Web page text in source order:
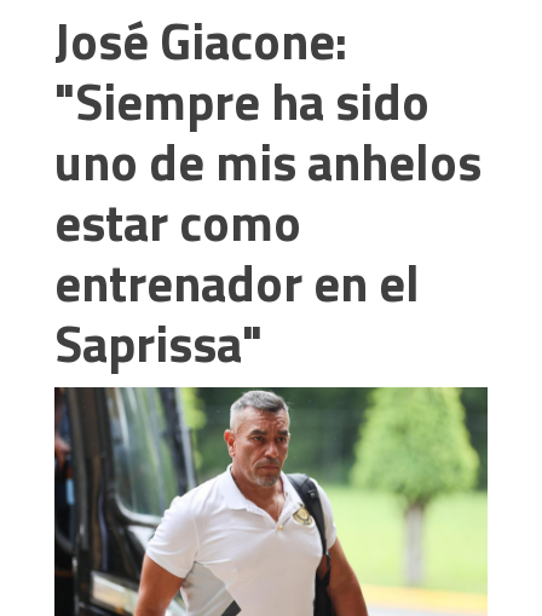
José Giacone:
"Siempre ha sido
uno de mis anhelos
estar como
entrenador en el
Saprissa"